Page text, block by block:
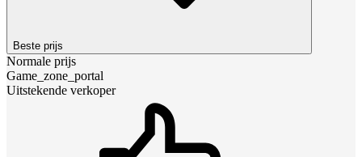
Beste prijs
Normale prijs
Game_zone_portal
Uitstekende verkoper